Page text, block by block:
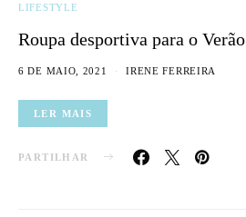
LIFESTYLE
Roupa desportiva para o Verão
6 DE MAIO, 2021 IRENE FERREIRA
LER MAIS
PARTILHAR